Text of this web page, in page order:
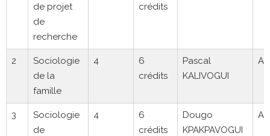
de projet
de
recherche
crédits
2
Sociologie
de la
famille
4
6
crédits
Pascal
KALIVOGUI
A
3
Sociologie
de
4
6
crédits
Dougo
KPAKPAVOGUI
A